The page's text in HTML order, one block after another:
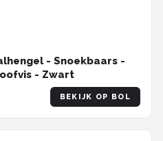
- Snoekbaars -
- Zwart
BEKIJK OP BOL